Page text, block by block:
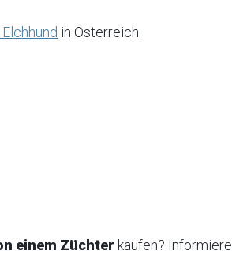
in Österreich.
einem Züchter kaufen? Informiere